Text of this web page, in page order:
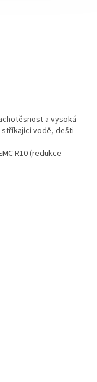
a vysoká
vodě, dešti
R10 (redukce